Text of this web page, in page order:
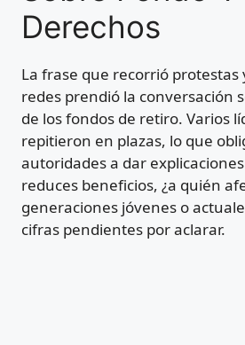
Derechos
La frase que recorrió protestas
redes prendió la conversación
de los fondos de retiro. Varios
repitieron en plazas, lo que
autoridades a dar
reduces beneficios, ¿a quién
generaciones jóvenes o
cifras pendientes por aclarar.